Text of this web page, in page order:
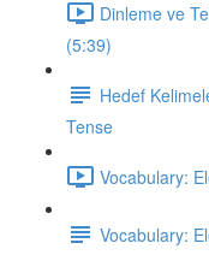
Dinleme ve
(5:39)
Hedef
Tense
Vocabulary:
Vocabulary: